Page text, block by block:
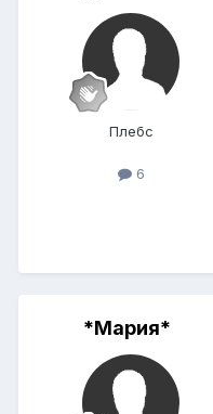
Плебс
6
*Мария*